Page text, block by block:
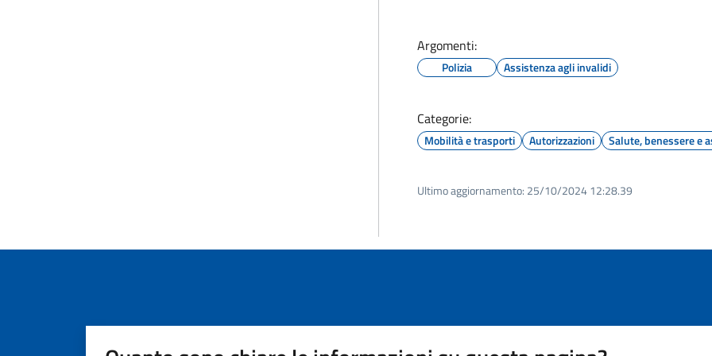
Argomenti:
Polizia Assistenza agli invalidi
Categorie:
Mobilità e trasporti Autorizzazioni Salute, benessere e
Ultimo aggiornamento: 25/10/2024 12:28.39